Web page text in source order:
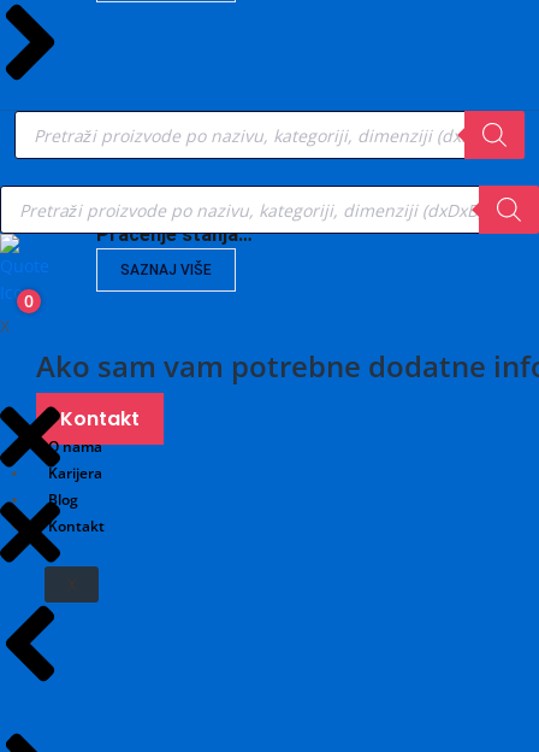
Vibrodijagnostika,
Praćenje stanja…
SAZNAJ VIŠE
Ako sam vam potrebne dodatne
Kontakt
O nama
Karijera
Blog
Kontakt
Products
search
Products
search
0
X